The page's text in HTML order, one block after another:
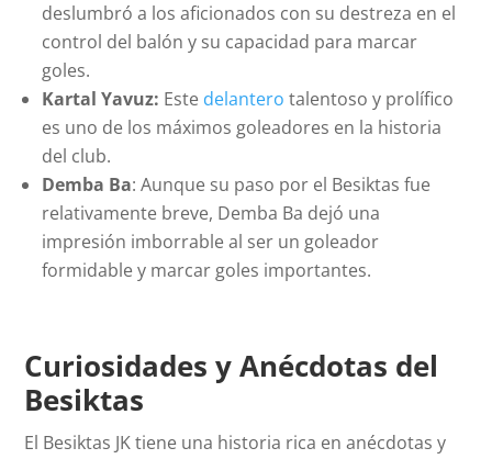
deslumbró a los aficionados con su destreza en el
control del balón y su capacidad para marcar
goles.
Kartal Yavuz: Este delantero talentoso y prolífico
es uno de los máximos goleadores en la historia
del club.
Demba Ba: Aunque su paso por el Besiktas fue
relativamente breve, Demba Ba dejó una
impresión imborrable al ser un goleador
formidable y marcar goles importantes.
Curiosidades y Anécdotas del
Besiktas
El Besiktas JK tiene una historia rica en anécdotas y